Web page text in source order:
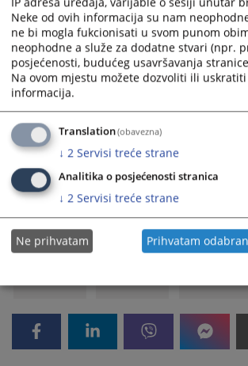
druge institucije na nivou BiH.
Prikazana vijest je na: Srpski jezik
Vijest dostupna još na: Bosanski jezik
Prateći dokumenti
08-02-1665-14 Pravilnik o internom
korupcije
Obrazac za internu prijavu korupcije
385PREGLEDA
Neke od ovih informacija su nam
ne bi mogla fukcionisati u svom punom
neophodne a služe za dodatne stvari (npr.
posjećenosti, budućeg usavršavanja
Na ovom mjestu možete dozvoliti ili
informacija.
Translation(obavezna)
↓ 2 Servisi treće strane
Analitika o posjećenosti stranica
↓ 2 Servisi treće strane
Ne prihvatam Prihvatam